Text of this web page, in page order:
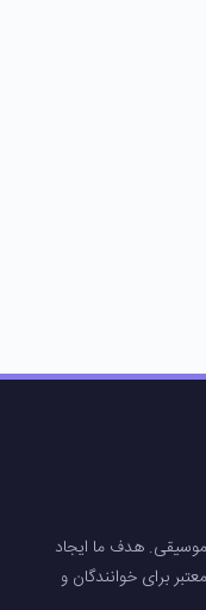
هدف ما ایجاد
برای خوانندگان و